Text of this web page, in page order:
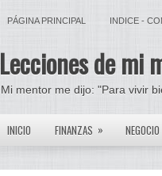
PÁGINA PRINCIPAL INDICE -
Lecciones de mi
Mi mentor me dijo: "Para vivir
INICIO FINANZAS » NEGOCIO